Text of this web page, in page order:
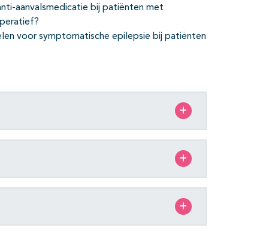
aanvalsmedicatie bij patiënten met
voor symptomatische epilepsie bij patiënten